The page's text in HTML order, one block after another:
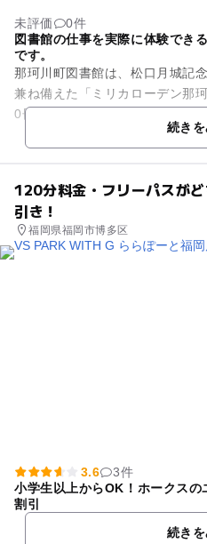
未評価
0件
図書館の仕事を実際に体験でき
です。
那珂川町図書館は、松口月城記
兼ね備えた「ミリカローデン那
0冊・AV資料900点を取り揃え
続き
120分料金・フリーパスが
引き！
福岡県福岡市博多区
3.6
3件
小学生以上からOK！ホークス
割引
続き